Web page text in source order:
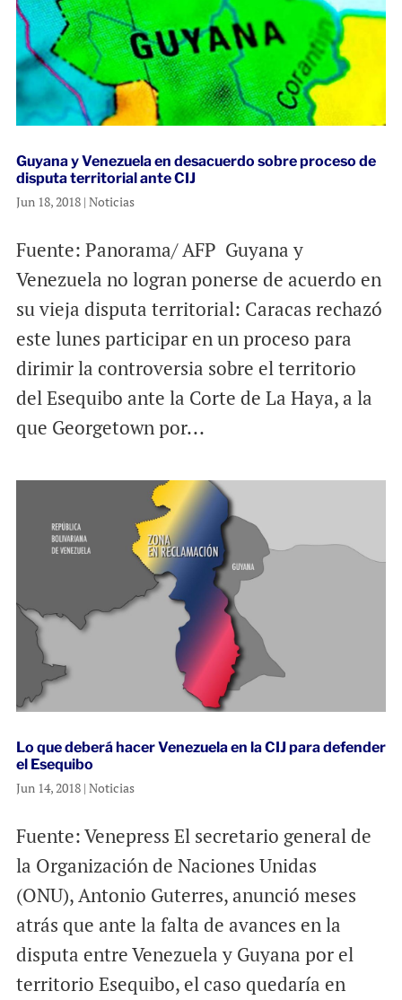
Guyana y Venezuela en desacuerdo sobre proceso de
disputa territorial ante CIJ
Jun 18, 2018| Noticias
Fuente: Panorama/ AFP Guyana y
Venezuela no logran ponerse de acuerdo en
su vieja disputa territorial: Caracas rechazó
este lunes participar en un proceso para
dirimir la controversia sobre el territorio
del Esequibo ante la Corte de La Haya, a la
que Georgetown por...
Lo que deberá hacer Venezuela en la CIJ para defender
el Esequibo
Jun 14, 2018| Noticias
Fuente: Venepress El secretario general de
la Organización de Naciones Unidas
(ONU), Antonio Guterres, anunció meses
atrás que ante la falta de avances en la
disputa entre Venezuela y Guyana por el
territorio Esequibo, el caso quedaría en